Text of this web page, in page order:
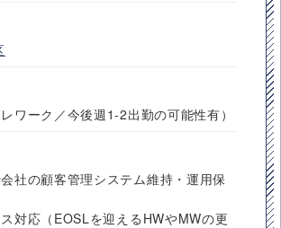
ワーク／今後週1-2出勤の可能性有）
会社の顧客管理システム維持・運用保
ス対応（EOSLを迎えるHWやMWの更